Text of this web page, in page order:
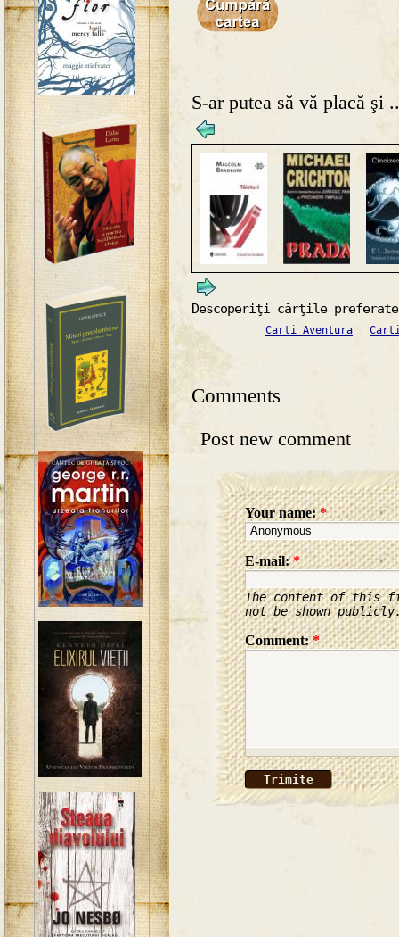
S-ar putea să vă placă şi
Descoperiţi cărţile
Carti Aventura
Comments
Post new comment
Your name:*
E-mail:*
The content of this
not be shown
Comment:*